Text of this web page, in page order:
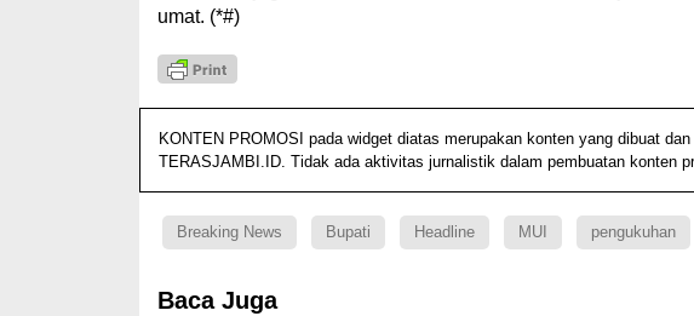
umat. (*#)
KONTEN PROMOSI pada widget diatas merupakan konten yang dibuat
TERASJAMBI.ID. Tidak ada aktivitas jurnalistik dalam pembuatan konten
Breaking News Bupati Headline MUI pengukuhan
Baca Juga